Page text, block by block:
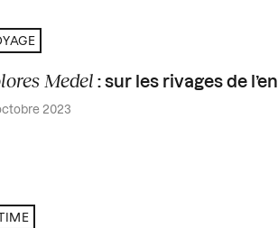
Medel : sur les rivages de
2023